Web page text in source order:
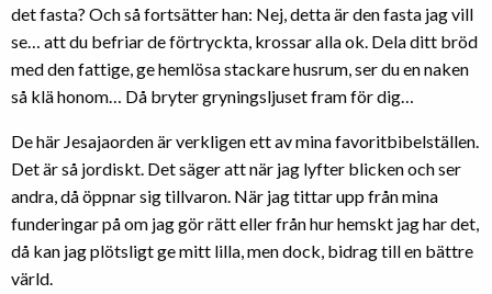
det fasta? Och så fortsätter han: Nej, detta är den fasta jag vill
se… att du befriar de förtryckta, krossar alla ok. Dela ditt bröd
med den fattige, ge hemlösa stackare husrum, ser du en naken
så klä honom… Då bryter gryningsljuset fram för dig…
De här Jesajaorden är verkligen ett av mina favoritbibelställen.
Det är så jordiskt. Det säger att när jag lyfter blicken och ser
andra, då öppnar sig tillvaron. När jag tittar upp från mina
funderingar på om jag gör rätt eller från hur hemskt jag har det,
då kan jag plötsligt ge mitt lilla, men dock, bidrag till en bättre
värld.